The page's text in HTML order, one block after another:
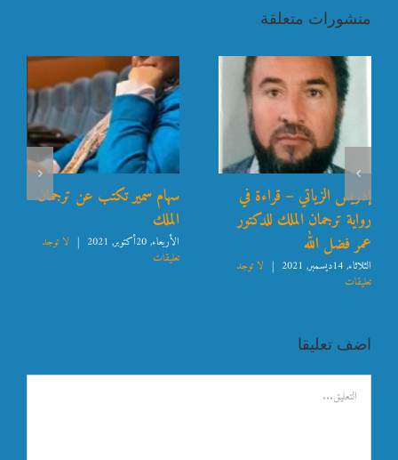
منشورات متعلقة
إدريس الزياتي – قراءة في
رواية ترجمان الملك للدكتور
عمر فضل الله
الثلاثاء, 14ديسمبر, 2021 | لا توجد
تعليقات
سهام سمير تكتب عن ترجمان
الملك
الأربعاء, 20أكتوبر, 2021 | لا توجد
تعليقات
اضف تعليقا
تعليق